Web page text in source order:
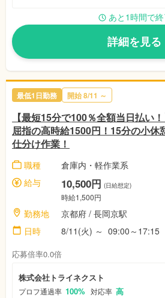
あと1時間で終
詳細を見る
最低1日勤務 開始8/11 ～
【最短15分で100％全額当日払い
屈指の高時給1500円！15分の小
仕分け作業！
職種
倉庫内・軽作業系
給与
10,500円 (日給想定)
時給1,500円
勤務地 京都府 / 長岡京駅
日時
8/11(火) ～ 09:00～17:15
応募倍率0.0倍
株式会社トライネクスト
プロフ通過率 100% 対応率 高